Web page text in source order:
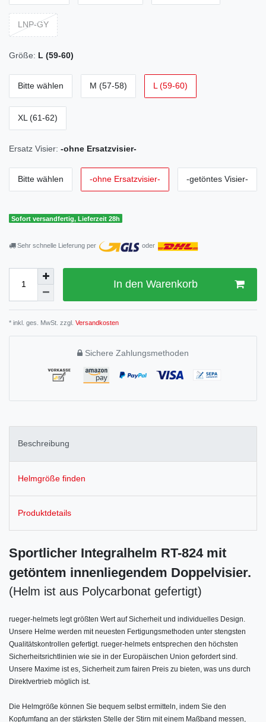
LNP-GY
Größe: L (59-60)
Bitte wählen M (57-58) L (59-60)
XL (61-62)
Ersatz Visier: -ohne Ersatzvisier-
Bitte wählen -ohne Ersatzvisier- -getöntes Visier-
Sofort versandfertig, Lieferzeit 28h
Sehr schnelle Lieferung per oder
In den Warenkorb
* inkl. ges. MwSt. zzgl. Versandkosten
Sichere Zahlungsmethoden
Beschreibung
Helmgröße finden
Produktdetails
Sportlicher Integralhelm RT-824 mit
getöntem innenliegendem Doppelvisier.
(Helm ist aus Polycarbonat gefertigt)
rueger-helmets legt größten Wert auf Sicherheit und individuelles Design.
Unsere Helme werden mit neuesten Fertigungsmethoden unter stengsten
Qualitätskontrollen gefertigt. rueger-helmets entsprechen den höchsten
Sicherheitsrichtlinien wie sie in der Europäischen Union gefordert sind.
Unsere Maxime ist es, Sicherheit zum fairen Preis zu bieten, was uns durch
Direktvertrieb möglich ist.
Die Helmgröße können Sie bequem selbst ermitteln, indem Sie den
Kopfumfang an der stärksten Stelle der Stirn mit einem Maßband messen,